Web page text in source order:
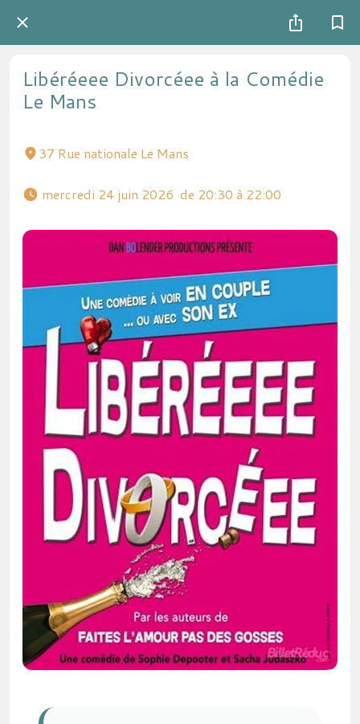
Libéréeee Divorcéee à la Comédie
Le Mans
37 Rue nationale Le Mans
mercredi 24 juin 2026  de 20:30 à 22:00